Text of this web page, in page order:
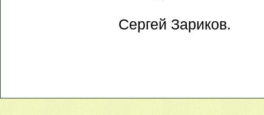
Сергей Зариков.